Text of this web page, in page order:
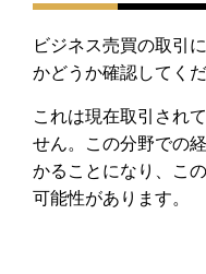
ビジネス売買の取引
かどうか確認してくだ
これは現在取引され
せん。この分野での
かることになり、こ
可能性があります。